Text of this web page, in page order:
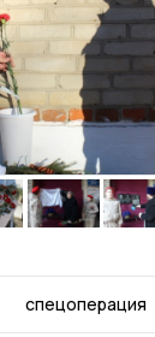
спецоперация